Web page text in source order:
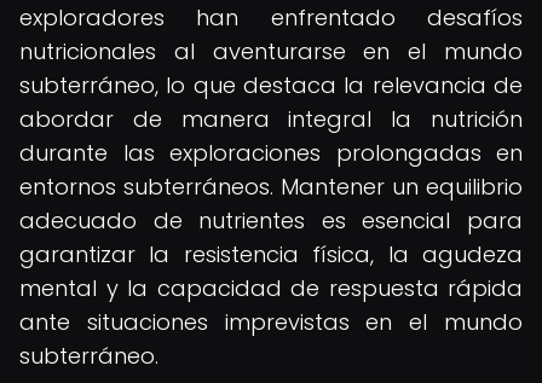
exploradores han enfrentado desafíos
nutricionales al aventurarse en el mundo
subterráneo, lo que destaca la relevancia de
abordar de manera integral la nutrición
durante las exploraciones prolongadas en
entornos subterráneos. Mantener un equilibrio
adecuado de nutrientes es esencial para
garantizar la resistencia física, la agudeza
mental y la capacidad de respuesta rápida
ante situaciones imprevistas en el mundo
subterráneo.